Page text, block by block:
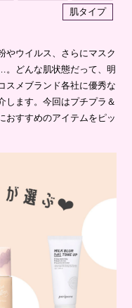
肌タイプ
やウイルス、さらにマスク
どんな肌状態だって、明
スメブランド各社に優秀な
します。今回はプチプラ＆
おすすめのアイテムをピッ